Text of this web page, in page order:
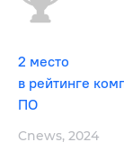
2 место
в рейтинге
ПО
Cnews, 2024